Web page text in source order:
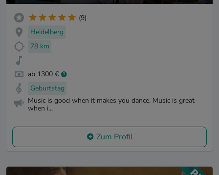
(9)
Heidelberg
78 km
ab 1300 €
Geburtstag
Music is good when it makes you dance. Music is great
when i...
Zum Profil